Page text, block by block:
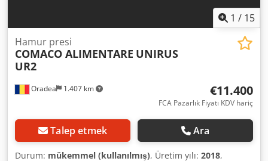
1 / 15
Oradea 1.407 km
Hamur presi
COMACO ALIMENTARE UNIRUS
UR2
€11.400
FCA Pazarlık Fiyatı KDV hariç
Talep etmek Ara
Durum: mükemmel (kullanılmış), Üretim yılı: 2018,